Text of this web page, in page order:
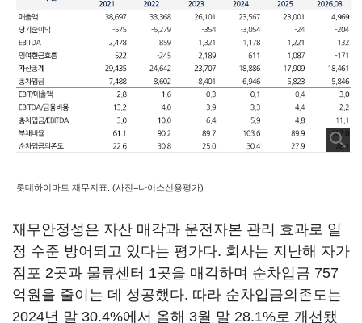
롯데하이마트 재무지표. (사진=나이스신용평가)
재무안정성은 자산 매각과 운전자본 관리 효과로 일
정 수준 방어되고 있다는 평가다. 회사는 지난해 자가
점포 2곳과 물류센터 1곳을 매각하며 순차입금 757
억원을 줄이는 데 성공했다. 따라 순차입금의존도는
2024년 말 30.4%에서 올해 3월 말 28.1%로 개선됐